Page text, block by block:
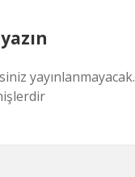
yayınlanmayacak.